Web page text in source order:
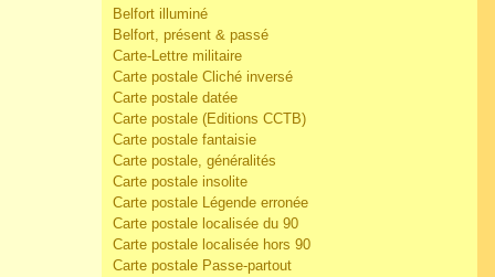
Belfort illuminé
Belfort, présent & passé
Carte-Lettre militaire
Carte postale Cliché inversé
Carte postale datée
Carte postale (Editions CCTB)
Carte postale fantaisie
Carte postale, généralités
Carte postale insolite
Carte postale Légende erronée
Carte postale localisée du 90
Carte postale localisée hors 90
Carte postale Passe-partout